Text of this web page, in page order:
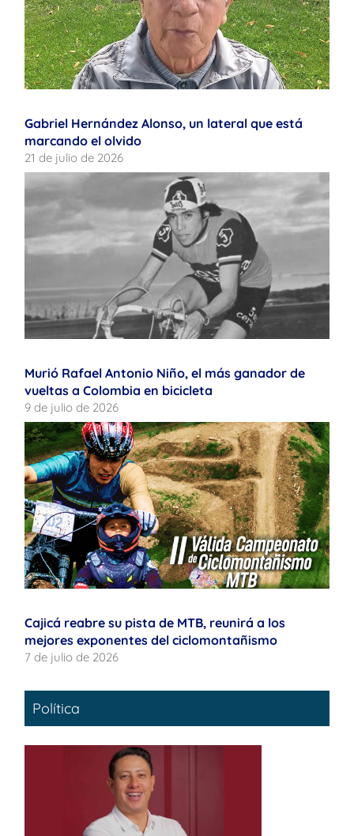
Gabriel Hernández Alonso, un lateral que está
marcando el olvido
21 de julio de 2026
Murió Rafael Antonio Niño, el más ganador de
vueltas a Colombia en bicicleta
9 de julio de 2026
Cajicá reabre su pista de MTB, reunirá a los
mejores exponentes del ciclomontañismo
7 de julio de 2026
Política